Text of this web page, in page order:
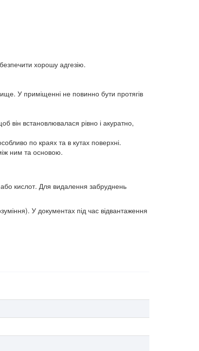
хорошу адгезію.
У приміщенні не повинно бути протягів
він встановлювалася рівно і акуратно,
по краях та в кутах поверхні.
ним та основою.
кислот. Для видалення забруднень
У документах під час відвантаження